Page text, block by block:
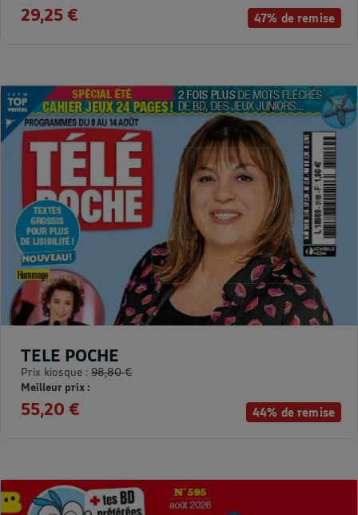
47% de remise
29,25 €
44% de remise
TELE POCHE
Prix kiosque : 98,80 €
Meilleur prix :
55,20 €